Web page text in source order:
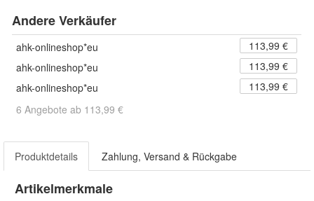
Andere Verkäufer
ahk-onlineshop*eu
113,99 €
ahk-onlineshop*eu
113,99 €
ahk-onlineshop*eu
113,99 €
6 Angebote ab 113,99 €
Produktdetails Zahlung, Versand & Rückgabe
Artikelmerkmale